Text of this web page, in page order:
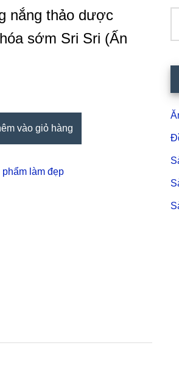
nắng thảo dược
sớm Sri Sri (Ấn
vào giỏ hàng
phẩm làm đẹp